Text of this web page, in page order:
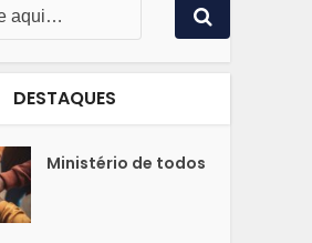
DESTAQUES
Ministério de todos